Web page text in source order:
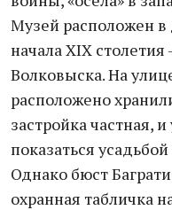
Музей расположен
начала XIX
Волковыска. На
расположено
застройка частная,
показаться
Однако бюст
охранная табличка